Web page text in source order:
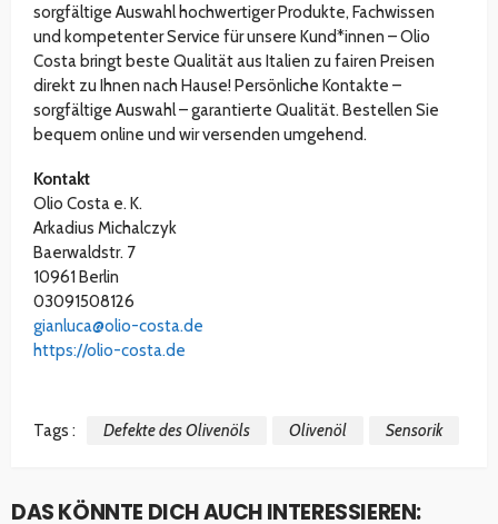
sorgfältige Auswahl hochwertiger Produkte, Fachwissen
und kompetenter Service für unsere Kund*innen – Olio
Costa bringt beste Qualität aus Italien zu fairen Preisen
direkt zu Ihnen nach Hause! Persönliche Kontakte –
sorgfältige Auswahl – garantierte Qualität. Bestellen Sie
bequem online und wir versenden umgehend.
Kontakt
Olio Costa e. K.
Arkadius Michalczyk
Baerwaldstr. 7
10961 Berlin
03091508126
gianluca@olio-costa.de
https://olio-costa.de
Tags : Defekte des Olivenöls Olivenöl Sensorik
DAS KÖNNTE DICH AUCH INTERESSIEREN: